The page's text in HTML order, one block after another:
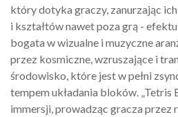
który dotyka graczy, zanurzając
i kształtów nawet poza grą - efektu
bogata w wizualne i muzyczne
przez kosmiczne, wzruszające i
środowisko, które jest w pełni
tempem układania bloków. „Tetris
immersji, prowadząc gracza przez